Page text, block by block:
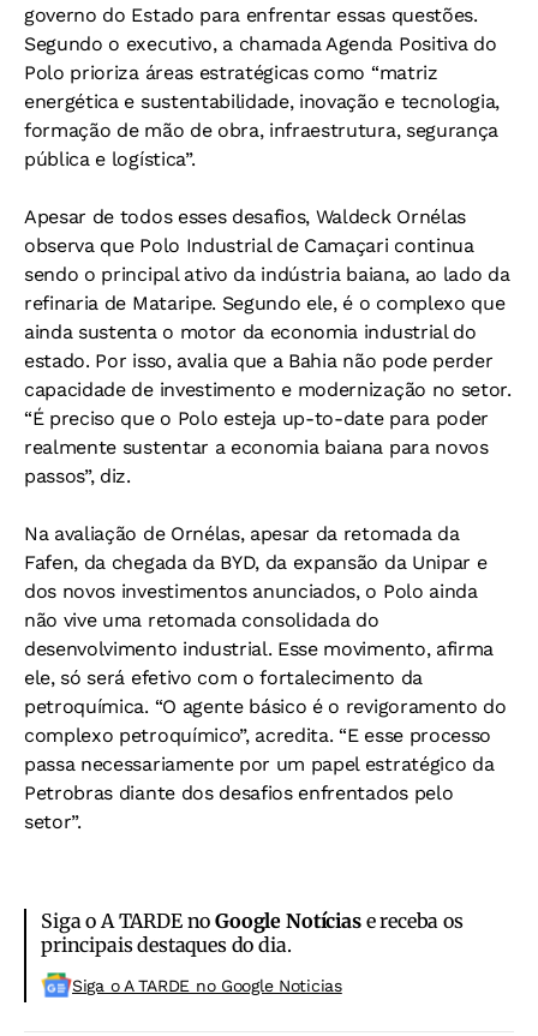
governo do Estado para enfrentar essas questões.
Segundo o executivo, a chamada Agenda Positiva do
Polo prioriza áreas estratégicas como “matriz
energética e sustentabilidade, inovação e tecnologia,
formação de mão de obra, infraestrutura, segurança
pública e logística”.
Apesar de todos esses desafios, Waldeck Ornélas
observa que Polo Industrial de Camaçari continua
sendo o principal ativo da indústria baiana, ao lado da
refinaria de Mataripe. Segundo ele, é o complexo que
ainda sustenta o motor da economia industrial do
estado. Por isso, avalia que a Bahia não pode perder
capacidade de investimento e modernização no setor.
“É preciso que o Polo esteja up-to-date para poder
realmente sustentar a economia baiana para novos
passos”, diz.
Na avaliação de Ornélas, apesar da retomada da
Fafen, da chegada da BYD, da expansão da Unipar e
dos novos investimentos anunciados, o Polo ainda
não vive uma retomada consolidada do
desenvolvimento industrial. Esse movimento, afirma
ele, só será efetivo com o fortalecimento da
petroquímica. “O agente básico é o revigoramento do
complexo petroquímico”, acredita. “E esse processo
passa necessariamente por um papel estratégico da
Petrobras diante dos desafios enfrentados pelo
setor”.
Siga o A TARDE noGoogle Notíciase receba os
principais destaques do dia.
Siga o A TARDE no Google Noticias